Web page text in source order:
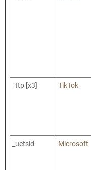
_ttp [x3] TikTok
_uetsid Microsoft